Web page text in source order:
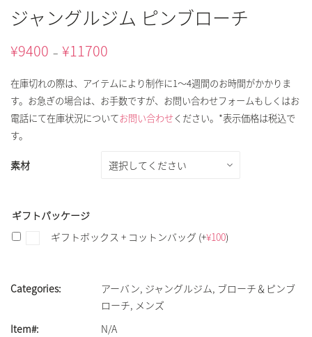
ジャングルジム ピンブローチ
¥9400 – ¥11700
在庫切れの際は、アイテムにより制作に1～4週間のお時間がかかりま
す。お急ぎの場合は、お手数ですが、お問い合わせフォームもしくはお
電話にて在庫状況についてお問い合わせ ください。*表示価格は税込で
す。
素材
ギフトパッケージ
ギフトボックス + コットンバッグ (+¥100)
Categories: アーバン, ジャングルジム, ブローチ＆ピンブ
ローチ, メンズ
Item#:
N/A